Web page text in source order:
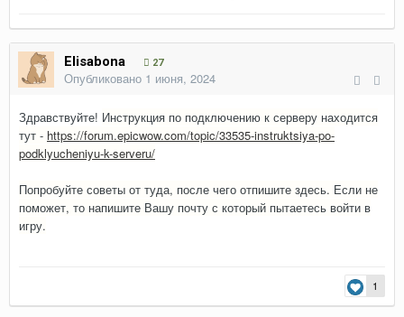
Elisabona 27
Опубликовано 1 июня, 2024
Здравствуйте! Инструкция по подключению к серверу находится
тут - https://forum.epicwow.com/topic/33535-instruktsiya-po-
podklyucheniyu-k-serveru/
Попробуйте советы от туда, после чего отпишите здесь. Если не
поможет, то напишите Вашу почту с который пытаетесь войти в
игру.
1